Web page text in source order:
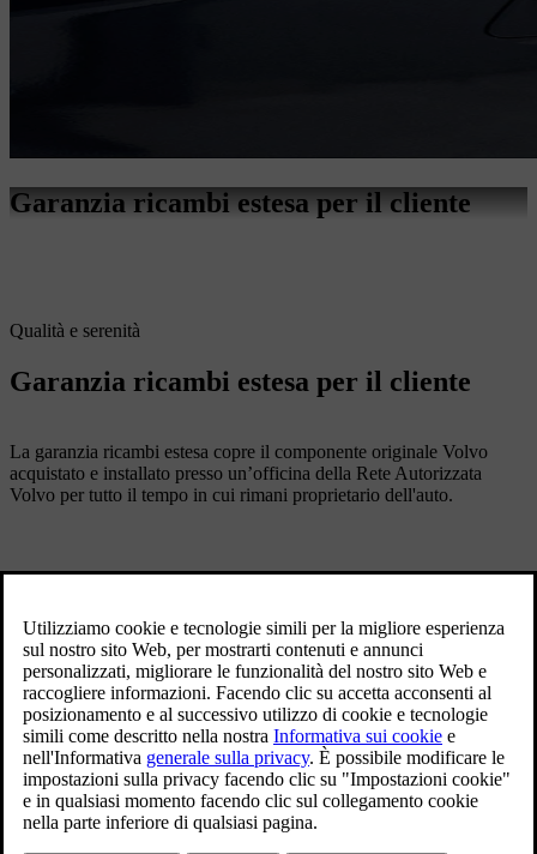
Garanzia ricambi estesa per il cliente
Qualità e serenità
Garanzia ricambi estesa per il cliente
La garanzia ricambi estesa copre il componente originale Volvo
acquistato e installato presso un’officina della Rete Autorizzata
Volvo per tutto il tempo in cui rimani proprietario dell'auto.